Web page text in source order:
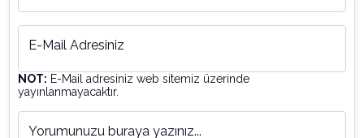
E-Mail Adresiniz
NOT: E-Mail adresiniz web sitemiz üzerinde
yayınlanmayacaktır.
Yorumunuzu buraya yazınız...